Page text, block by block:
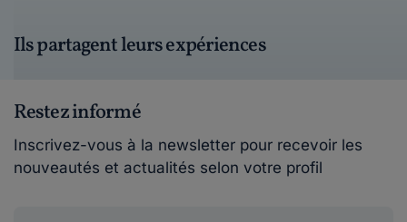
Ils partagent leurs expériences
Restez informé
Inscrivez-vous à la newsletter pour recevoir les
nouveautés et actualités selon votre profil